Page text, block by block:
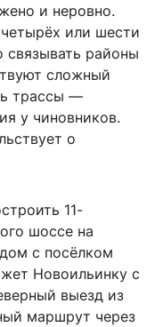
и неровно.
или шести
связывать районы
сложный
трассы —
у чиновников.
о
11-
шоссе на
с посёлком
Новоильинку с
выезд из
маршрут через